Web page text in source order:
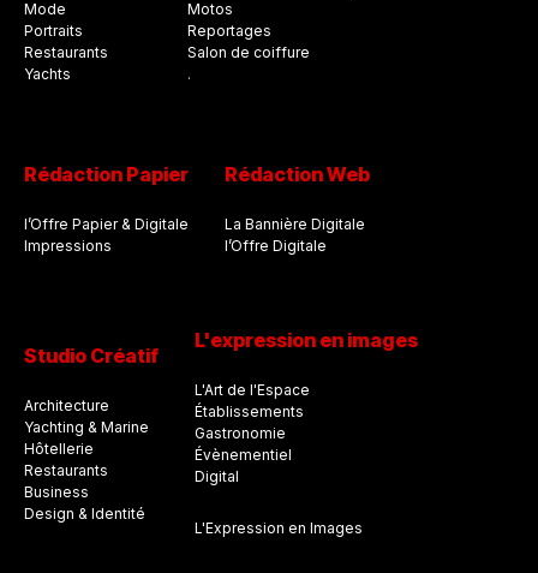
Mode
Portraits
Restaurants
Yachts
Motos
Reportages
Salon de coiffure
.
Rédaction Papier
l’Offre Papier & Digitale
Impressions
Rédaction Web
La Bannière Digitale
l’Offre Digitale
Studio Créatif
Architecture
Yachting & Marine
Hôtellerie
Restaurants
Business
Design & Identité
L'expression en images
L'Art de l'Espace
Établissements
Gastronomie
Évènementiel
Digital
L'Expression en Images